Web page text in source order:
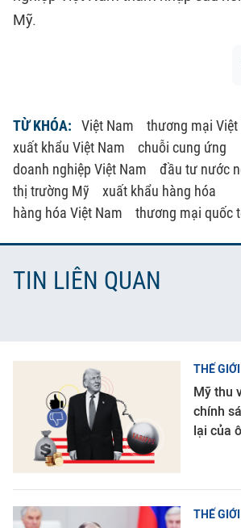
Mỹ.
TỪ KHÓA: Việt Nam
thương mại Việt
xuất khẩu Việt Nam
chuỗi cung ứng
doanh nghiệp Việt Nam
đầu tư nước
thị trường Mỹ
xuất khẩu hàng hóa
hàng hóa Việt Nam
thương mại quốc
TIN LIÊN QUAN
THẾ GIỚI
Mỹ thu
chính
lại của
THẾ GIỚI